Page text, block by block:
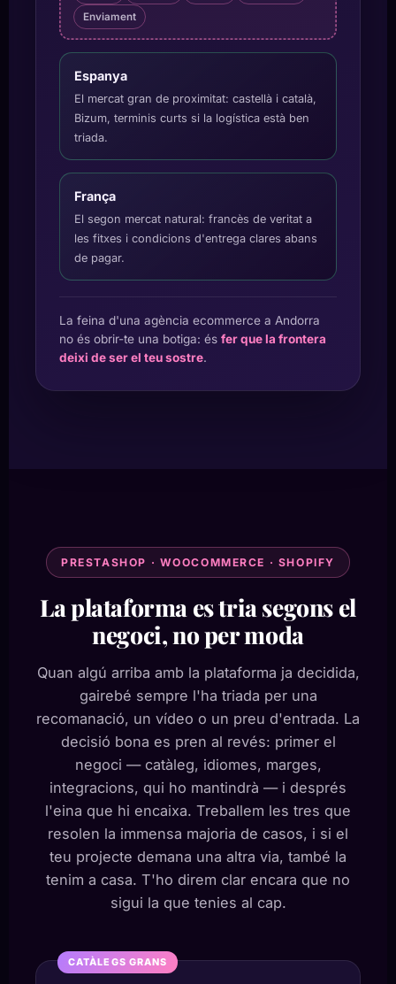
Enviament
Espanya
El mercat gran de proximitat: castellà i català,
Bizum, terminis curts si la logística està ben
triada.
França
El segon mercat natural: francès de veritat a
les fitxes i condicions d'entrega clares abans
de pagar.
La feina d'una agència ecommerce a Andorra
no és obrir-te una botiga: és fer que la frontera
deixi de ser el teu sostre.
PRESTASHOP · WOOCOMMERCE · SHOPIFY
La plataforma es tria segons el
negoci, no per moda
Quan algú arriba amb la plataforma ja decidida,
gairebé sempre l'ha triada per una
recomanació, un vídeo o un preu d'entrada. La
decisió bona es pren al revés: primer el
negoci — catàleg, idiomes, marges,
integracions, qui ho mantindrà — i després
l'eina que hi encaixa. Treballem les tres que
resolen la immensa majoria de casos, i si el
teu projecte demana una altra via, també la
tenim a casa. T'ho direm clar encara que no
sigui la que tenies al cap.
CATÀLEGS GRANS